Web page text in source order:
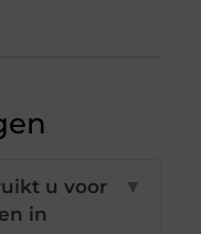
u voor
in
▼